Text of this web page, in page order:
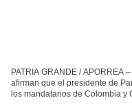
PATRIA GRANDE / APORREA
afirman que el presidente de
los mandatarios de Colombia y